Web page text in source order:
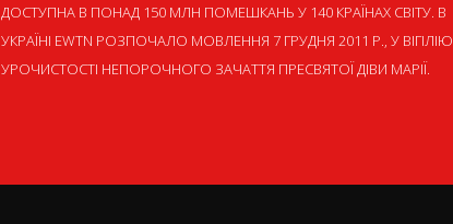
ДОСТУПНА В ПОНАД 150 МЛН ПОМЕШКАНЬ У 140 КРАЇНАХ СВІТУ. В
УКРАЇНІ EWTN РОЗПОЧАЛО МОВЛЕННЯ 7 ГРУДНЯ 2011 Р., У ВІГІЛІЮ
УРОЧИСТОСТІ НЕПОРОЧНОГО ЗАЧАТТЯ ПРЕСВЯТОЇ ДІВИ МАРІЇ.